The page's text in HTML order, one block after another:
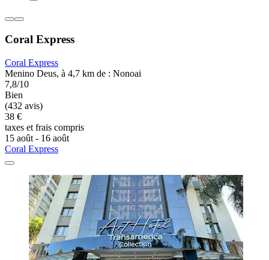
Coral Express
Coral Express
Menino Deus, à 4,7 km de : Nonoai
7,8/10
Bien
(432 avis)
38 €
taxes et frais compris
15 août - 16 août
Coral Express